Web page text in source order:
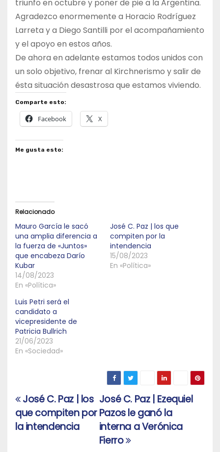
triunfo en octubre y poner de pie a la Argentina.
Agradezco enormemente a Horacio Rodríguez
Larreta y a Diego Santilli por el acompañamiento
y el apoyo en estos años.
De ahora en adelante estamos todos unidos con
un solo objetivo, frenar al Kirchnerismo y salir de
ésta situación desastrosa que estamos viviendo.
Comparte esto:
Facebook X
Me gusta esto:
Relacionado
Mauro García le sacó
una amplia diferencia a
la fuerza de «Juntos»
que encabeza Darío
Kubar
14/08/2023
En «Política»
José C. Paz | los que
compiten por la
intendencia
15/08/2023
En «Política»
Luis Petri será el
candidato a
vicepresidente de
Patricia Bullrich
21/06/2023
En «Sociedad»
Navegación
de
José C. Paz | Ezequiel
Pazos le ganó la
interna a Verónica
Fierro
José C. Paz | los
que compiten por
la intendencia